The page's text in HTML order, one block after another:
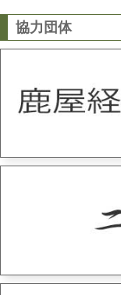
協力団体